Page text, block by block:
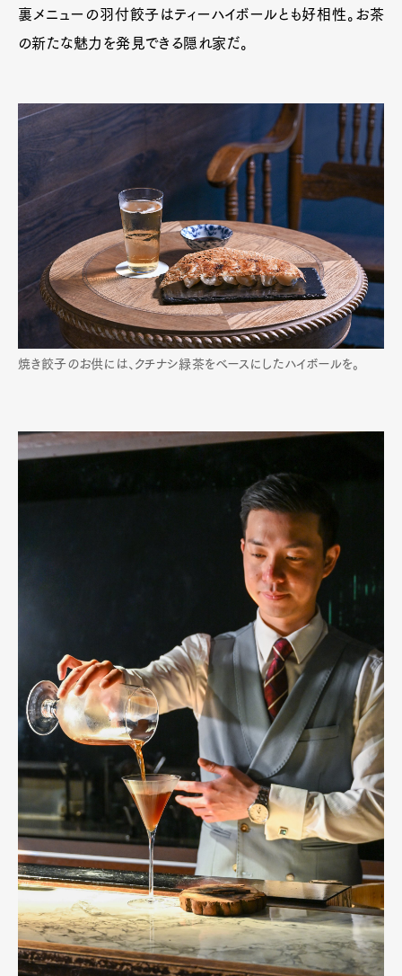
裏メニューの羽付餃子はティーハイボールとも好相性。お茶
の新たな魅力を発見できる隠れ家だ。
焼き餃子のお供には、クチナシ緑茶をベースにしたハイボールを。